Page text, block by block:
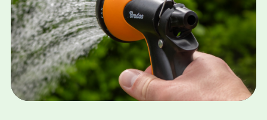
Bekijk case